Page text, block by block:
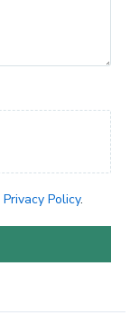
Privacy Policy.